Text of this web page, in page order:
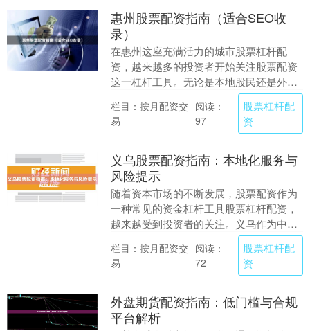
惠州股票配资指南（适合SEO收
录）
在惠州这座充满活力的城市股票杠杆配
资，越来越多的投资者开始关注股票配资
这一杠杆工具。无论是本地股民还是外来
投资者，合理利用配资资金放大收益，已
成为短线交易和波段....
栏目：按月配资交
易
阅读：
97
股票杠杆配
资
义乌股票配资指南：本地化服务与
风险提示
随着资本市场的不断发展，股票配资作为
一种常见的资金杠杆工具股票杠杆配资，
越来越受到投资者的关注。义乌作为中国
商贸重镇，拥有活跃的民间资本和成熟的
金融服务体系，股....
栏目：按月配资交
易
阅读：
72
股票杠杆配
资
外盘期货配资指南：低门槛与合规
平台解析